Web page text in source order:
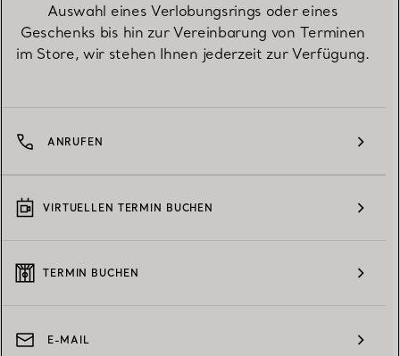
Auswahl eines Verlobungsrings oder eines
Geschenks bis hin zur Vereinbarung von Terminen
im Store, wir stehen Ihnen jederzeit zur Verfügung.
ANRUFEN
VIRTUELLEN TERMIN BUCHEN
TERMIN BUCHEN
E-MAIL